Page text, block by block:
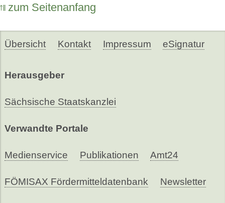
zum Seitenanfang
Übersicht Kontakt Impressum eSignatur
Herausgeber
Sächsische Staatskanzlei
Verwandte Portale
Medienservice Publikationen Amt24
FÖMISAX Fördermitteldatenbank Newsletter